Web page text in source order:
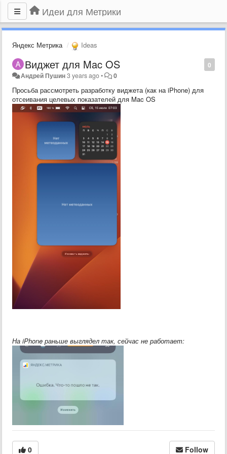
Идеи для Метрики
Яндекс Метрика Ideas
0
Виджет для Mac OS
Андрей Пушин3 years ago• 0
Просьба рассмотреть разработку виджета (как на iPhone) для
отсеивания целевых показателей для Mac OS
На iPhone раньше выглядел так, сейчас не работает:
0 Follow